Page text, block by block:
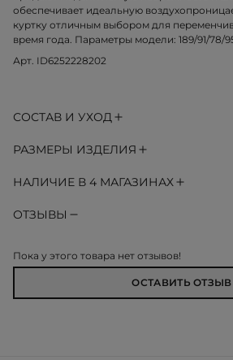
обеспечивает идеальную
куртку отличным выбором для
время года. Параметры модели: 189/91/78/
Арт. ID6252228202
СОСТАВ И УХОД
РАЗМЕРЫ ИЗДЕЛИЯ
НАЛИЧИЕ В 4 МАГАЗИНАХ
ОТЗЫВЫ
Пока у этого товара нет отзывов!
ОСТАВИТЬ ОТЗЫВ